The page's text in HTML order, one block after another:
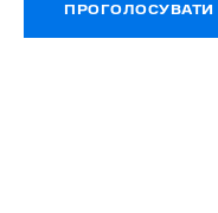
ПРОГОЛОСУВАТИ